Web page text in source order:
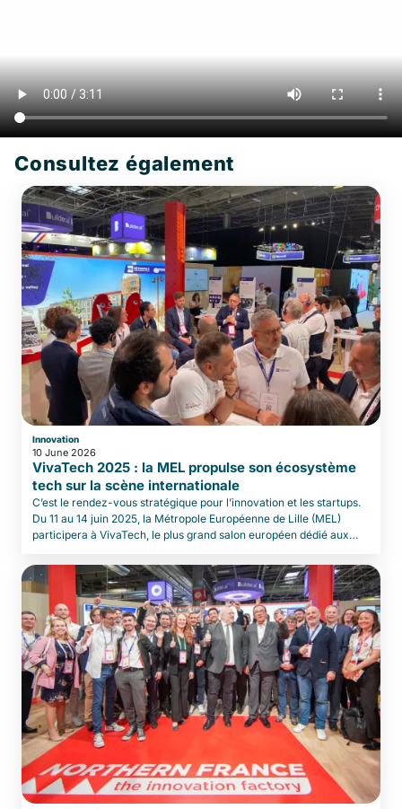
Consultez également
VivaTech 2025 : la MEL propulse son écosystème
tech sur la scène internationale
C’est le rendez-vous stratégique pour l’innovation et les startups.
Du 11 au 14 juin 2025, la Métropole Européenne de Lille (MEL)
participera à VivaTech, le plus grand salon européen dédié aux
expérience réussie en 2024, la MEL renouvelle sa présence avec
un objectif clair : valoriser la richesse et le dynamisme de son
écosystème numérique
Innovation
10 June 2026